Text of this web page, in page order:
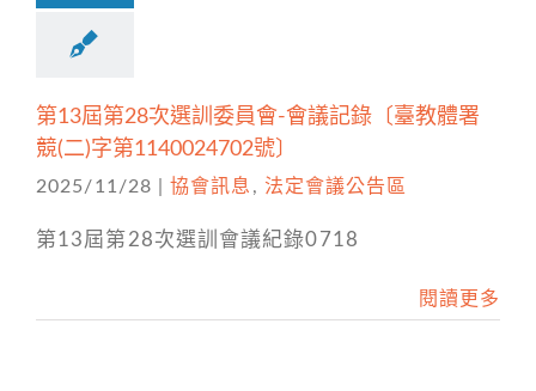
第13屆第28次選訓委員會-會議記錄〔臺教體署
競(二)字第1140024702號〕
2025/11/28 協會訊息 , 法定會議公告區
第13屆第28次選訓會議紀錄0718
閱讀更多